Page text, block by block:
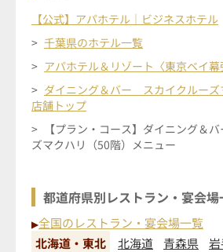
【公式】アパホテル｜ビジネスホテル
千葉県のホテル一覧
アパホテル＆リゾート〈東京ベイ幕
ダイニング＆バー スカイクルーズ
店舗トップ
【プラン・コース】ダイニング＆
ズマクハリ（50階）メニュー
都道府県別レストラン・宴会場
▶全国のレストラン・宴会場一覧
北海道・東北
北海道 青森県